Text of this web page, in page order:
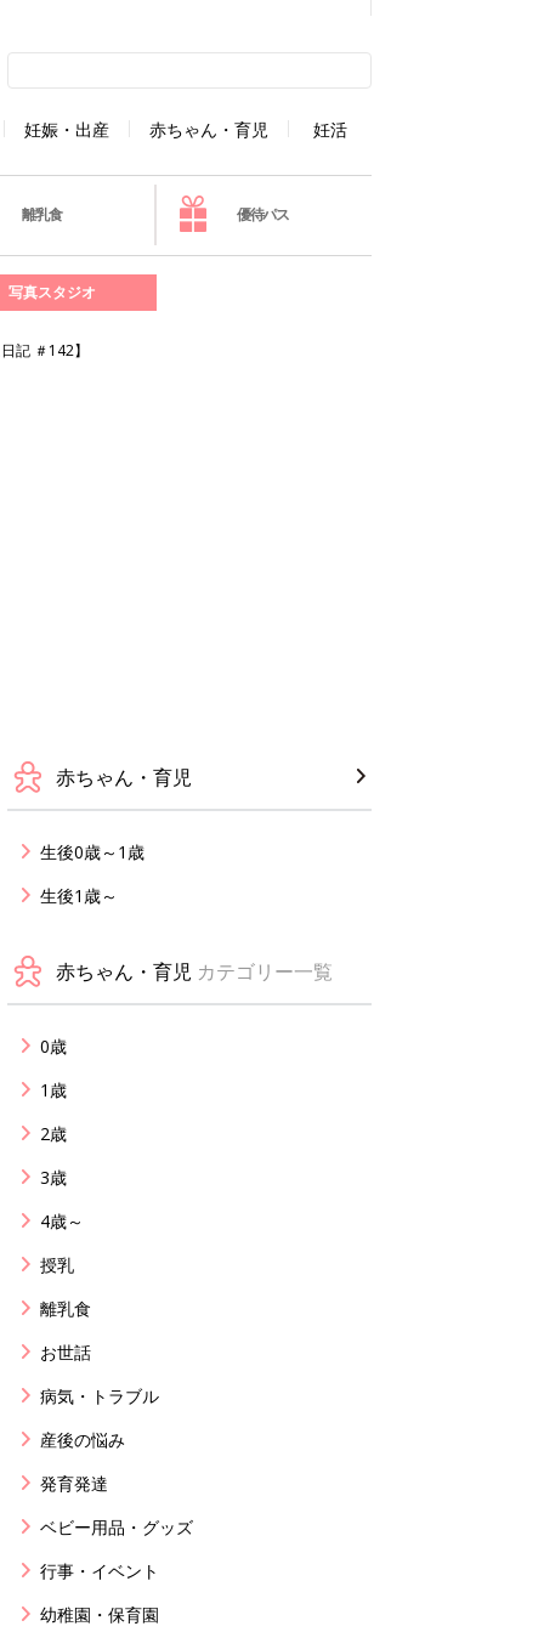
妊娠・出産 赤ちゃん・育児 妊活
離乳食 優待パス
写真スタジオ
記 ＃142】
赤ちゃん・育児
生後0歳～1歳
生後1歳～
赤ちゃん・育児 カテゴリー一覧
0歳
1歳
2歳
3歳
4歳～
授乳
離乳食
お世話
病気・トラブル
産後の悩み
発育発達
ベビー用品・グッズ
行事・イベント
幼稚園・保育園